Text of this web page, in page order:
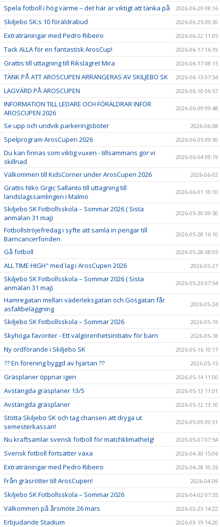
Spela fotboll i hög värme – det här är viktigt att tänka på 2026-06-29 08:16
Skiljebo SK:s 10 föräldrabud 2026-06-25 09:30
Extraträningar med Pedro Ribeiro 2026-06-22 11:05
Tack ALLA för en fantastisk ArosCup! 2026-06-17 16:19
Grattis till uttagning till Rikslägret Mira 2026-06-17 08:15
TÄNK PÅ ATT AROSCUPEN ARRANGERAS AV SKILJEBO SK 2026-06-13 07:54
LAGVÄRD PÅ AROSCUPEN 2026-06-10 06:57
INFORMATION TILL LEDARE OCH FÖRÄLDRAR INFÖR
AROSCUPEN 2026
2026-06-09 09:48
Se upp och undvik parkeringsböter 2026-06-08
Spelprogram ArosCupen 2026 2026-06-05 09:30
Du kan finnas som viktig vuxen - tillsammans gör vi
skillnad
2026-06-04 09:19
Välkommen till KidsCorner under ArosCupen 2026 2026-06-02
Grattis Niko Grgic Sallanto till uttagning till
landslagssamlingen i Malmö
2026-06-01 10:10
Skiljebo SK Fotbollsskola – Sommar 2026 ( Sista
anmälan 31 maj)
2026-05-30 09:50
Fotbollströjefredag i syfte att samla in pengar till
Barncancerfonden
2026-05-28 16:10
Gå fotboll 2026-05-28 08:05
ALL TIME HIGH" med lag i ArosCupen 2026 2026-05-27
Skiljebo SK Fotbollsskola – Sommar 2026 ( Sista
anmälan 31 maj)
2026-05-26 07:54
Hamregatan mellan väderleksgatan och Gösgatan får
asfaltbeläggning
2026-05-24
Skiljebo SK Fotbollsskola – Sommar 2026 2026-05-19
Skyhöga favoriter - Ett välgörenhetsinitiativ för barn 2026-05-18
Ny ordförande i Skiljebo SK 2026-05-16 10:17
?? En förening byggd av hjärtan ?? 2026-05-15
Gräsplaner öppnar igen 2026-05-14 11:00
Avstängda gräsplaner 13/5 2026-05-13 11:01
Avstängda gräsplaner 2026-05-12 13:10
Stötta Skiljebo SK och tag chansen att dryga ut
semesterkassan!
2026-05-09 09:31
Nu kraftsamlar svensk fotboll för matchklimathelg! 2026-05-07 07:54
Svensk fotboll fortsätter växa 2026-04-30 15:06
Extraträningar med Pedro Ribeiro 2026-04-28 10:36
Från gräsrötter till ArosCupen! 2026-04-09
Skiljebo SK Fotbollsskola – Sommar 2026 2026-04-02 07:55
Välkommen på årsmöte 26 mars 2026-03-23 14:22
Erbjudande Stadium 2026-03-19 14:20